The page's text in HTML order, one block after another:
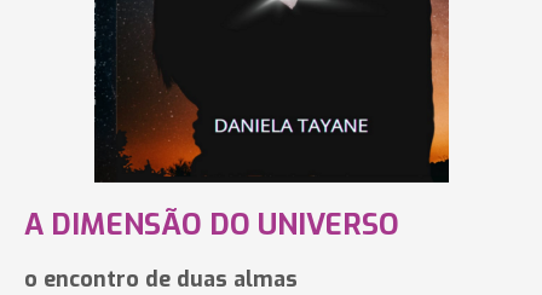
A DIMENSÃO DO UNIVERSO
o encontro de duas almas